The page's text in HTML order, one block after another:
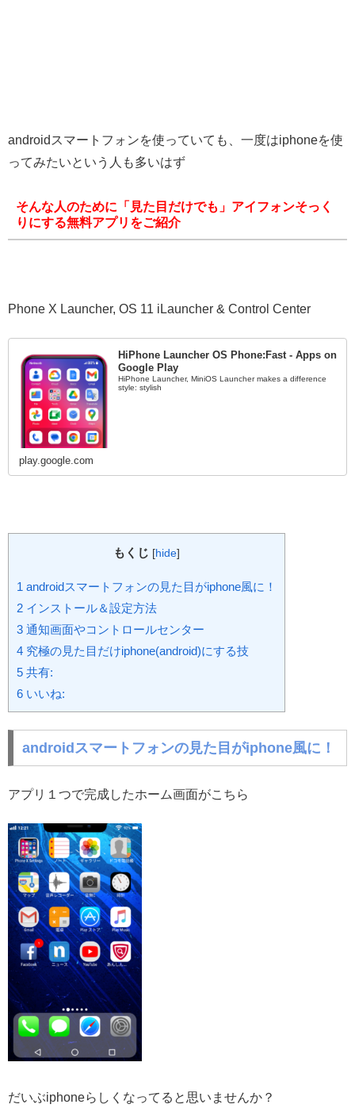
androidスマートフォンを使っていても、一度はiphoneを使
ってみたいという人も多いはず
そんな人のために「見た目だけでも」アイフォンそっく
りにする無料アプリをご紹介
Phone X Launcher, OS 11 iLauncher & Control Center
HiPhone Launcher OS Phone:Fast - Apps on
Google Play
HiPhone Launcher, MiniOS Launcher makes a difference
style: stylish
play.google.com
もくじ [hide]
1 androidスマートフォンの見た目がiphone風に！
2 インストール＆設定方法
3 通知画面やコントロールセンター
4 究極の見た目だけiphone(android)にする技
5 共有:
6 いいね:
androidスマートフォンの見た目がiphone風に！
アプリ１つで完成したホーム画面がこちら
だいぶiphoneらしくなってると思いませんか？